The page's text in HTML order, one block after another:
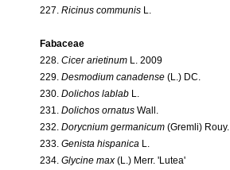
227. Ricinus communis L.
Fabaceae
228. Cicer arietinum L. 2009
229. Desmodium canadense (L.) DC.
230. Dolichos lablab L.
231. Dolichos ornatus Wall.
232. Dorycnium germanicum (Gremli) Rouy.
233. Genista hispanica L.
234. Glycine max (L.) Merr. 'Lutea'